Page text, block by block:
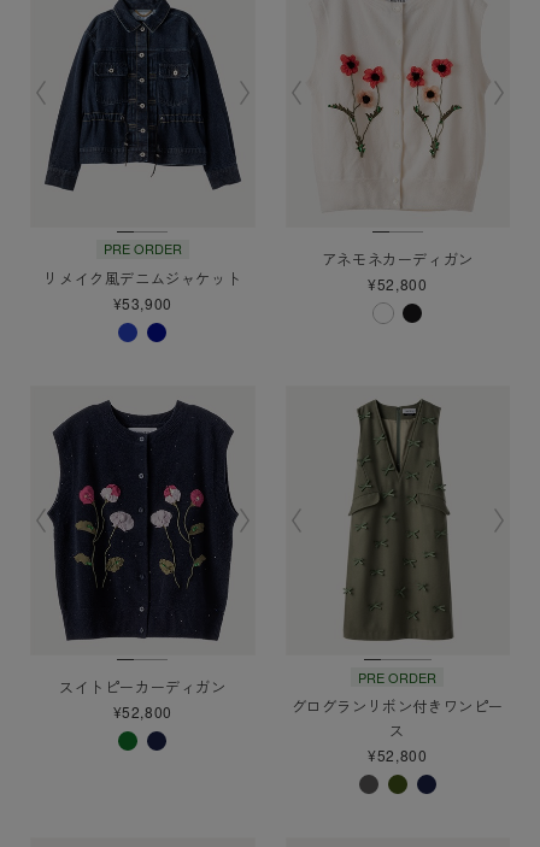
PRE ORDER
リメイク風デニムジャケット
¥53,900
アネモネカーディガン
¥52,800
スイトピーカーディガン
¥52,800
PRE ORDER
グログランリボン付きワンピー
ス
¥52,800